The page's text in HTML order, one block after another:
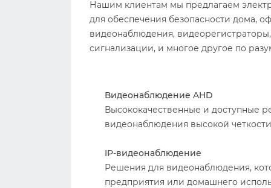
Нашим клиентам мы предлагаем
для обеспечения безопасности дома,
видеонаблюдения,
сигнализации, и многое другое по
Видеонаблюдение AHD
Высококачественные и доступные
видеонаблюдения высокой
IP-видеонаблюдение
Решения для видеонаблюдения,
предприятия или домашнего